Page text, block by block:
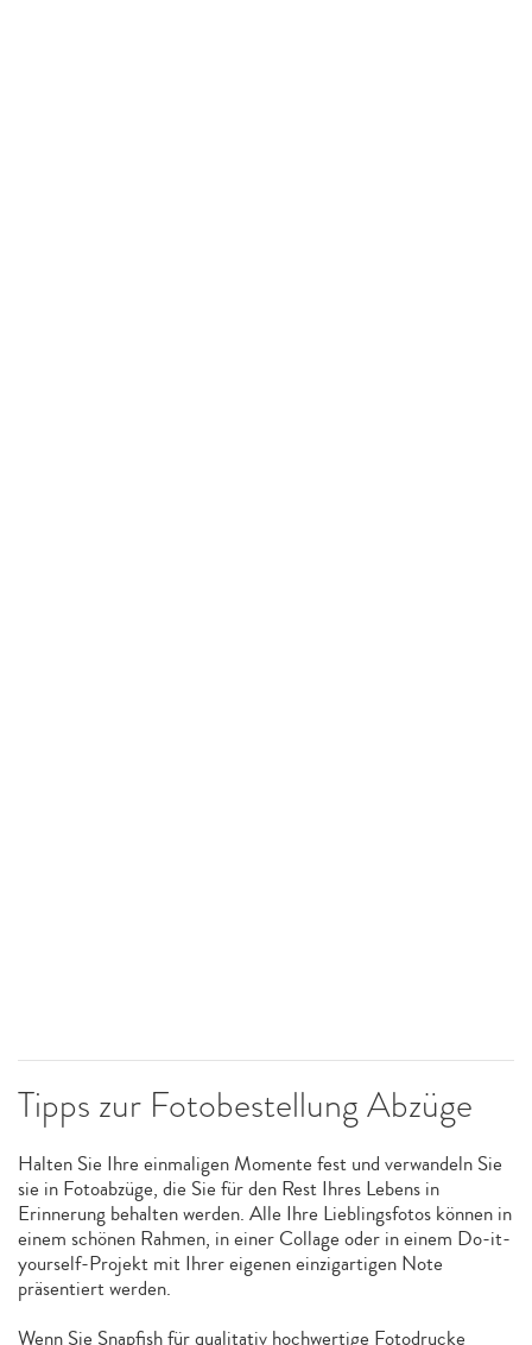
Tipps zur Fotobestellung Abzüge
Halten Sie Ihre einmaligen Momente fest und verwandeln Sie
sie in Fotoabzüge, die Sie für den Rest Ihres Lebens in
Erinnerung behalten werden. Alle Ihre Lieblingsfotos können in
einem schönen Rahmen, in einer Collage oder in einem Do-it-
yourself-Projekt mit Ihrer eigenen einzigartigen Note
präsentiert werden.
Wenn Sie Snapfish für qualitativ hochwertige Fotodrucke